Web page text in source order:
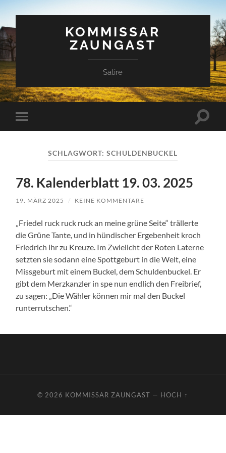
KOMMISSAR
ZAUNGAST
Satire
Mobile-
Menü
SCHLAGWORT:SCHULDENBUCKEL
78. Kalenderblatt 19. 03. 2025
19. MÄRZ 2025 / KEINE KOMMENTARE
„Friedel ruck ruck ruck an meine grüne Seite“ trällerte
die Grüne Tante, und in hündischer Ergebenheit kroch
Friedrich ihr zu Kreuze. Im Zwielicht der Roten Laterne
setzten sie sodann eine Spottgeburt in die Welt, eine
Missgeburt mit einem Buckel, dem Schuldenbuckel. Er
gibt dem Merzkanzler in spe nun endlich den Freibrief,
zu sagen: „Die Wähler können mir mal den Buckel
runterrutschen.“
© 2026 KOMMISSAR ZAUNGAST — HOCH ↑